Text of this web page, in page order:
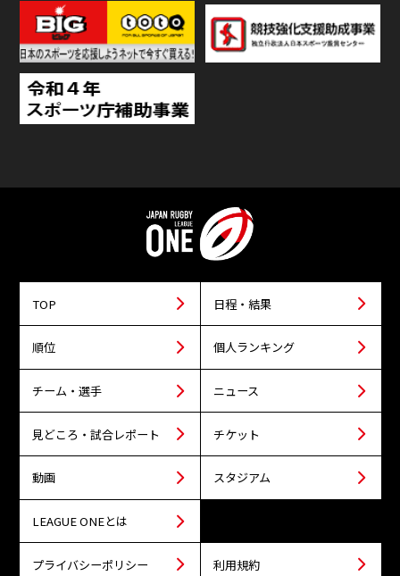
TOP 日程・結果
順位 個人ランキング
チーム・選手 ニュース
見どころ・試合レポート チケット
動画 スタジアム
LEAGUE ONEとは
プライバシーポリシー 利用規約